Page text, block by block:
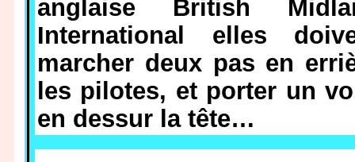
anglaise British
International elles
marcher deux pas en
les pilotes, et porter un
en dessur la tête…